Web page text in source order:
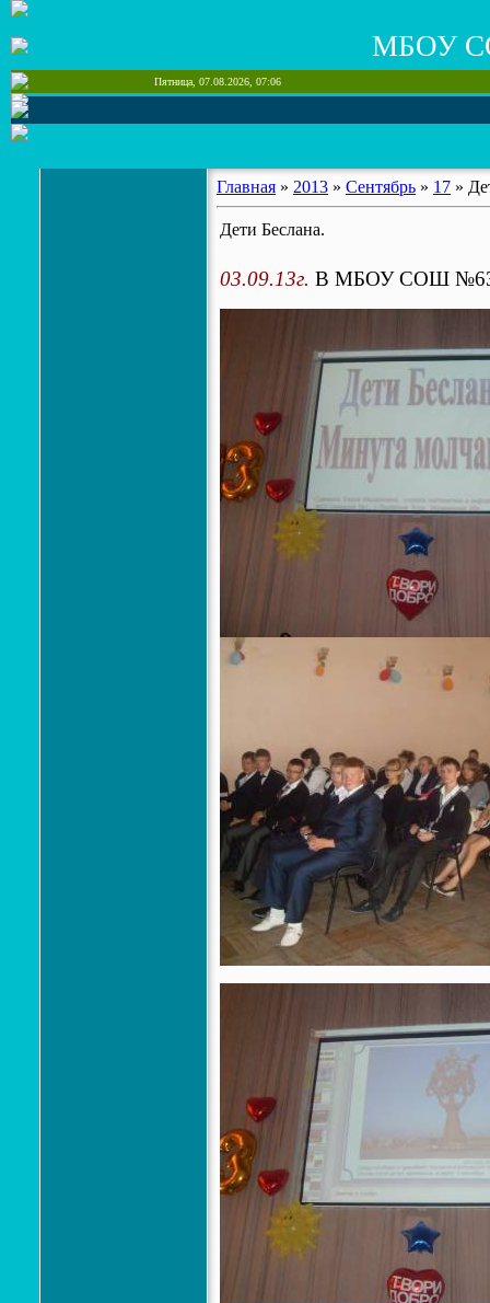
МБОУ
Пятница, 07.08.2026, 07:06
Главная » 2013 » Сентябрь » 17 »
Дети Беслана.
03.09.13г. В МБОУ СОШ №63